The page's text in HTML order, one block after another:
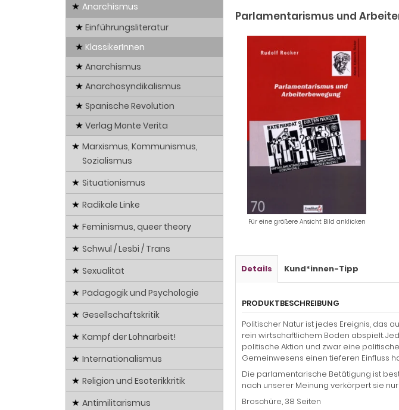
Parlamentarismus und
Für eine größere Ansicht Bild anklicken
Details Kund*innen-Tipp
PRODUKTBESCHREIBUNG
Politischer Natur ist jedes Ereignis, das
rein wirtschaftlichem Boden abspielt.
politische Aktion und zwar eine
Gemeinwesens einen tieferen Einfluss
Die parlamentarische Betätigung ist
nach unserer Meinung verkörpert sie
Broschüre, 38 Seiten
Anarchismus
Einführungsliteratur
KlassikerInnen
Anarchismus
Anarchosyndikalismus
Spanische Revolution
Verlag Monte Verita
Marxismus, Kommunismus,
Sozialismus
Situationismus
Radikale Linke
Feminismus, queer theory
Schwul / Lesbi / Trans
Sexualität
Pädagogik und Psychologie
Gesellschaftskritik
Kampf der Lohnarbeit!
Internationalismus
Religion und Esoterikkritik
Antimilitarismus